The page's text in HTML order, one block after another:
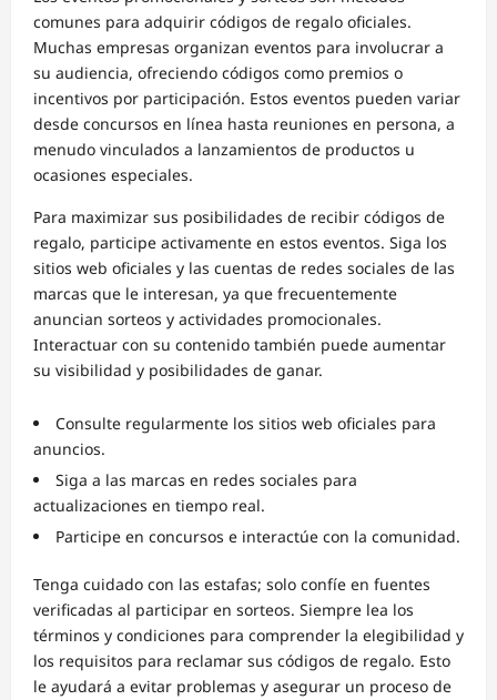
comunes para adquirir códigos de regalo oficiales.
Muchas empresas organizan eventos para involucrar a
su audiencia, ofreciendo códigos como premios o
incentivos por participación. Estos eventos pueden variar
desde concursos en línea hasta reuniones en persona, a
menudo vinculados a lanzamientos de productos u
ocasiones especiales.
Para maximizar sus posibilidades de recibir códigos de
regalo, participe activamente en estos eventos. Siga los
sitios web oficiales y las cuentas de redes sociales de las
marcas que le interesan, ya que frecuentemente
anuncian sorteos y actividades promocionales.
Interactuar con su contenido también puede aumentar
su visibilidad y posibilidades de ganar.
Consulte regularmente los sitios web oficiales para
anuncios.
Siga a las marcas en redes sociales para
actualizaciones en tiempo real.
Participe en concursos e interactúe con la comunidad.
Tenga cuidado con las estafas; solo confíe en fuentes
verificadas al participar en sorteos. Siempre lea los
términos y condiciones para comprender la elegibilidad y
los requisitos para reclamar sus códigos de regalo. Esto
le ayudará a evitar problemas y asegurar un proceso de